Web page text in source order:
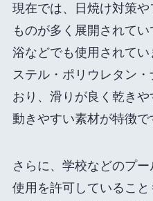
現在では、日焼け対策
ものが多く展開されて
浴などでも使用されて
ステル・ポリウレタン
おり、滑りが良く乾き
動きやすい素材が特徴で
さらに、学校などのプ
使用を許可しているこ